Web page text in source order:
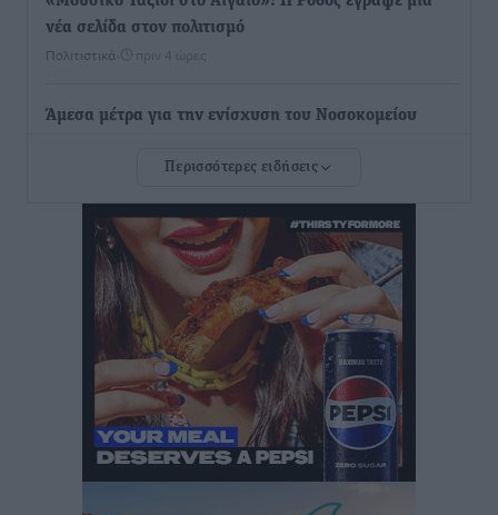
νέα σελίδα στον πολιτισμό
Πολιτιστικά πριν 4 ώρες
Άμεσα μέτρα για την ενίσχυση του Νοσοκομείου
ανακοίνωσε ο Άδωνις Γεωργιάδης
Iατρικός Σύλλογος Ροδου προς Α. Γεωργιάδη:
Στρατηγικές Προτάσεις για την Ενίσχυση της
Δημόσιας Υγείας στη Νησιωτική Ελλάδα και στα
Νοσοκομεία της Γ΄ Ζώνης
Τοπικές Ειδήσεις• πριν 4 ώρες
Πάνθηρες: Ξεκίνησαν αισιόδοξοι για την παρθενική
“πτήση” τους
Αθλητικά• πριν 4 ώρες
Περισσότερες ειδήσεις